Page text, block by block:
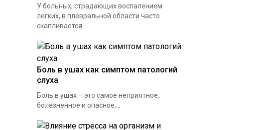
У больных, страдающих воспалением
легких, в плевральной области часто
скапливается...
Боль в ушах как симптом патологий
слуха
Боль в ушах – это самое неприятное,
болезненное и опасное,...